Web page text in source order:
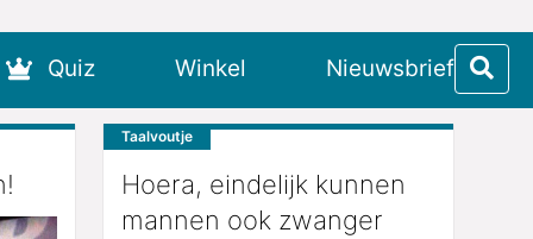
Quiz Winkel Nieuwsbrief
Taalvoutje
Hoera, eindelijk kunnen
mannen ook zwanger